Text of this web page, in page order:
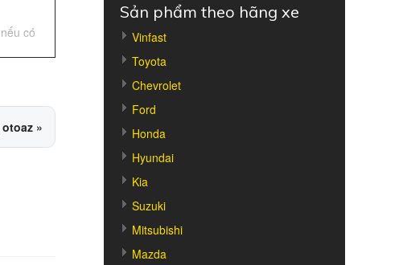
có
»
Sản phẩm theo hãng xe
Vinfast
Toyota
Chevrolet
Ford
Honda
Hyundai
Kia
Suzuki
Mitsubishi
Mazda